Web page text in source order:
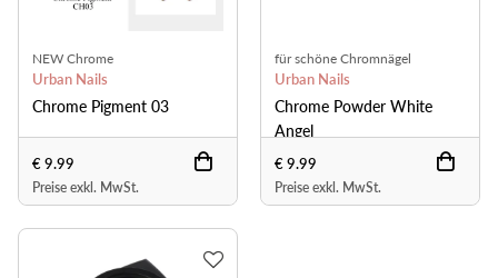
NEW Chrome
Urban Nails
Chrome Pigment 03
€ 9.99
Preise exkl. MwSt.
für schöne Chromnägel
Urban Nails
Chrome Powder White
Angel
€ 9.99
Preise exkl. MwSt.